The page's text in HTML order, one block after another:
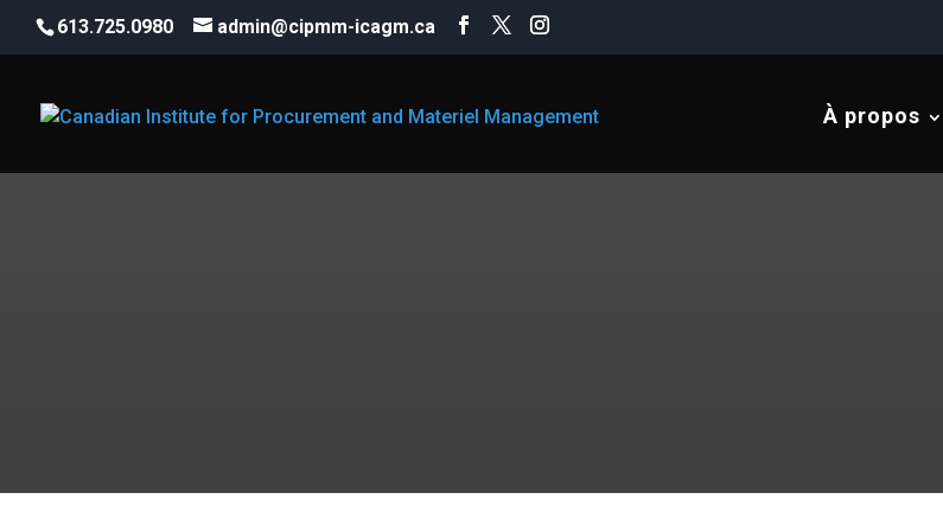
613.725.0980 admin@cipmm-icagm.ca
À propos